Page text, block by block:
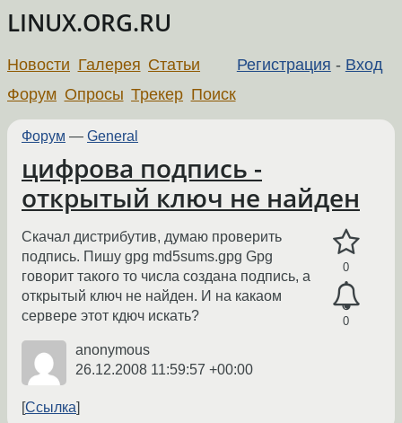
LINUX.ORG.RU
Регистрация - Вход
Новости Галерея Статьи
Форум Опросы Трекер Поиск
Форум — General
цифрова подпись -
открытый ключ не найден
0
0
Скачал дистрибутив, думаю проверить
подпись. Пишу gpg md5sums.gpg Gpg
говорит такого то числа создана подпись, а
открытый ключ не найден. И на какаом
сервере этот кдюч искать?
anonymous
26.12.2008 11:59:57 +00:00
Ссылка